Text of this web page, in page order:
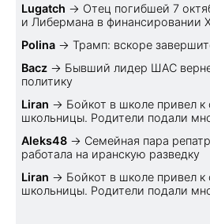
Lugatch → Отец погибшей 7
и Либермана в финансировании
Polina → Трамп: вскоре
Bacz → Бывший лидер ШАС
политику
Liran → Бойкот в школе привел к
школьницы. Родители подали
Aleks48 → Семейная пара
работала на иранскую разведку
Liran → Бойкот в школе привел к
школьницы. Родители подали